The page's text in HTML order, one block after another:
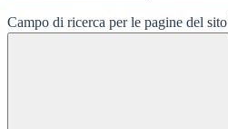
Campo di ricerca per le pagine del sito